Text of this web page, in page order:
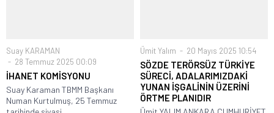
Suay KARAMAN
28 Temmuz 2025 00:09
İHANET KOMİSYONU
Suay Karaman TBMM Başkanı
Numan Kurtulmuş, 25 Temmuz
Ümit Yalım 20 Mayıs 2025 10:54
SÖZDE TERÖRSÜZ TÜRKİYE
SÜRECİ, ADALARIMIZDAKİ
YUNAN İŞGALİNİN ÜZERİNİ
ÖRTME PLANIDIR